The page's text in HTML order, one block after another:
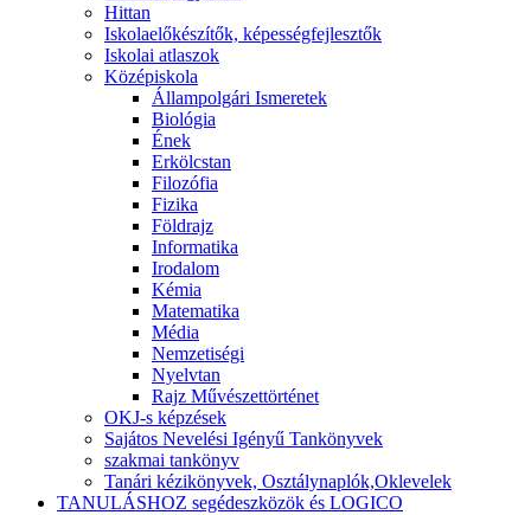
Hittan
Iskolaelőkészítők, képességfejlesztők
Iskolai atlaszok
Középiskola
Állampolgári Ismeretek
Biológia
Ének
Erkölcstan
Filozófia
Fizika
Földrajz
Informatika
Irodalom
Kémia
Matematika
Média
Nemzetiségi
Nyelvtan
Rajz Művészettörténet
OKJ-s képzések
Sajátos Nevelési Igényű Tankönyvek
szakmai tankönyv
Tanári kézikönyvek, Osztálynaplók,Oklevelek
TANULÁSHOZ segédeszközök és LOGICO